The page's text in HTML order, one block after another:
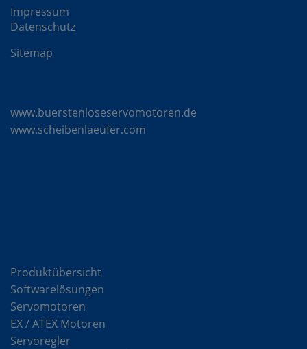
Impressum
Datenschutz
Sitemap
www.buerstenloseservomotoren.de
www.scheibenlaeufer.com
Produktübersicht
Softwarelösungen
Servomotoren
EX / ATEX Motoren
Servoregler